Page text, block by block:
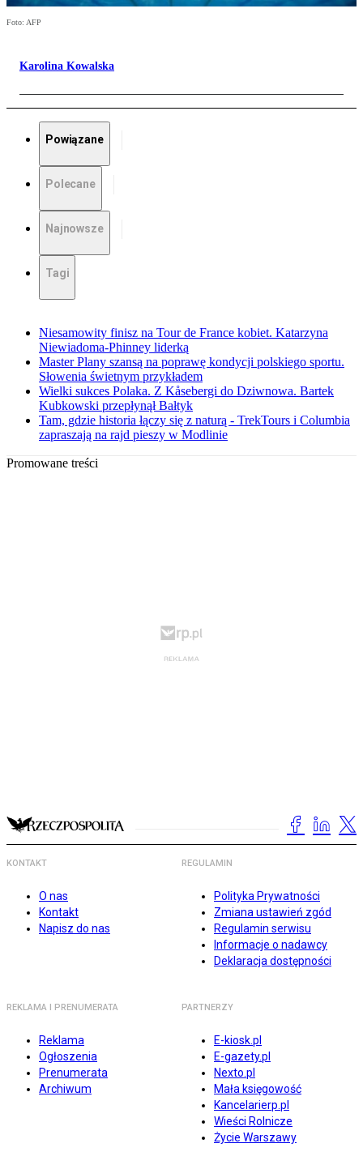
Foto: AFP
Karolina Kowalska
Powiązane
Polecane
Najnowsze
Tagi
Niesamowity finisz na Tour de France kobiet. Katarzyna
Niewiadoma-Phinney liderką
Master Plany szansą na poprawę kondycji polskiego sportu.
Słowenia świetnym przykładem
Wielki sukces Polaka. Z Kåsebergi do Dziwnowa. Bartek
Kubkowski przepłynął Bałtyk
Tam, gdzie historia łączy się z naturą - TrekTours i Columbia
zapraszają na rajd pieszy w Modlinie
Promowane treści
KONTAKT
O nas
Kontakt
Napisz do nas
REGULAMIN
Polityka Prywatności
Zmiana ustawień zgód
Regulamin serwisu
Informacje o nadawcy
Deklaracja dostępności
REKLAMA I PRENUMERATA
Reklama
Ogłoszenia
Prenumerata
Archiwum
PARTNERZY
E-kiosk.pl
E-gazety.pl
Nexto.pl
Mała księgowość
Kancelarierp.pl
Wieści Rolnicze
Życie Warszawy